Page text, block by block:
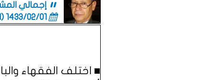
إجمالي
1433/02/01 (06:01 صباحاً)
■ اختلف الفقهاء